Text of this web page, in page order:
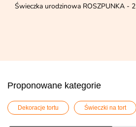
Świeczka urodzinowa ROSZPUNKA - 2
Proponowane kategorie
Dekoracje tortu Świeczki na tort